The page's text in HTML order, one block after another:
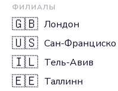
ФИЛИАЛЫ
🇬🇧 Лондон
🇺🇸 Сан-Франциско
🇮🇱 Тель-Авив
🇪🇪 Таллинн